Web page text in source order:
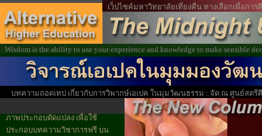
เว็ปไซค์มหาวิทยาลัยเที่ยงคืน ทางเลือกเพื่อกา
Wisdom is the ability to use your experience and knowledge to make sensible
บทความถอดเทป เกี่ยวกับการวิพากษ์เอเปค ในมุมวัฒนธรรม : จัด ณ ศูนย์สตรี
เชียงใหม่
ภาพประกอบดัดแปลง เพื่อใช้
ประกอบบทความวิชาการฟรี บน